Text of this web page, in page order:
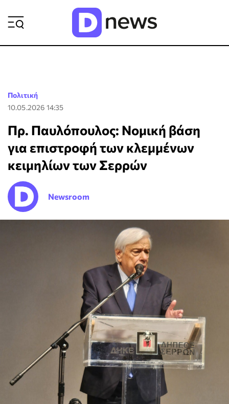
Πολιτική
10.05.2026 14:35
Πρ. Παυλόπουλος: Νομική βάση
για επιστροφή των κλεμμένων
κειμηλίων των Σερρών
Newsroom